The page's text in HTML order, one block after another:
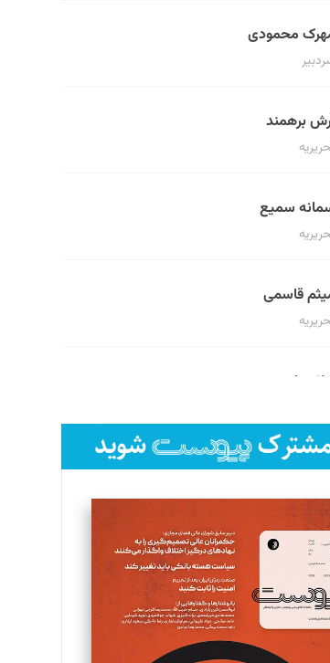
محمودی
برهمند
سمیع
قاسمی
حنارود
فتحی رستمی
کرمیان
مینا پاکدل